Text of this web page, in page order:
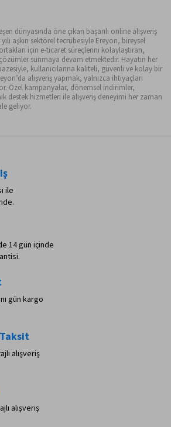
dünyasında öne çıkan başarılı online alışveriş
aşkın sektörel tecrübesiyle Ereyon, bireysel
için e-ticaret süreçlerini kolaylaştıran,
sunmaya devam etmektedir. Hayatın her
kullanıcılarına kaliteli, güvenli ve kolay bir
alışveriş yapmak, yalnızca ihtiyaçları
Özel kampanyalar, dönemsel indirimler,
destek hizmetleri ile alışveriş deneyimi her zaman
geliyor.
ile
14 gün içinde
gün kargo
alışveriş
alışveriş